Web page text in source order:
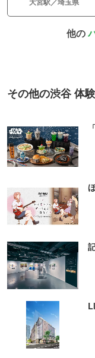
他の
その他の渋谷 体